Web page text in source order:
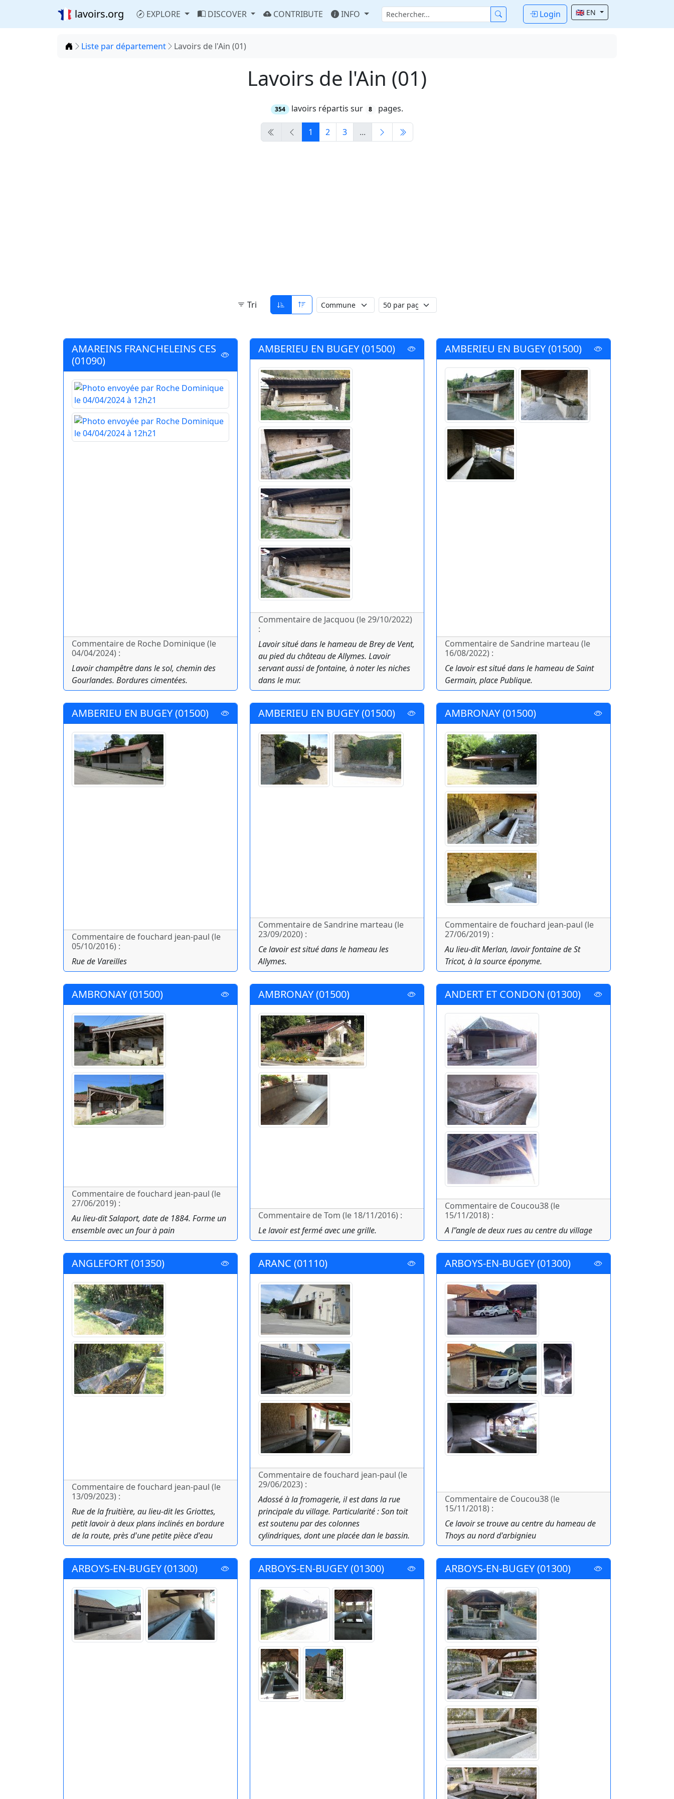
lavoirs.org EXPLORE DISCOVER CONTRIBUTE INFO Login 🇬🇧 EN
Accueil
Liste par département Lavoirs de l'Ain (01)
Lavoirs de l'Ain (01)
354 lavoirs répartis sur 8 pages.
1 2 3 ...
Tri
AMAREINS FRANCHELEINS CES
(01090)
Commentaire de Roche Dominique (le
04/04/2024) :
Lavoir champêtre dans le sol, chemin des
Gourlandes. Bordures cimentées.
AMBERIEU EN BUGEY (01500)
Commentaire de Jacquou (le 29/10/2022)
:
Lavoir situé dans le hameau de Brey de Vent,
au pied du château de Allymes. Lavoir
servant aussi de fontaine, à noter les niches
dans le mur.
AMBERIEU EN BUGEY (01500)
Commentaire de Sandrine marteau (le
16/08/2022) :
Ce lavoir est situé dans le hameau de Saint
Germain, place Publique.
AMBERIEU EN BUGEY (01500)
Commentaire de fouchard jean-paul (le
05/10/2016) :
Rue de Vareilles
AMBERIEU EN BUGEY (01500)
Commentaire de Sandrine marteau (le
23/09/2020) :
Ce lavoir est situé dans le hameau les
Allymes.
AMBRONAY (01500)
Commentaire de fouchard jean-paul (le
27/06/2019) :
Au lieu-dit Merlan, lavoir fontaine de St
Tricot, à la source éponyme.
AMBRONAY (01500)
Commentaire de fouchard jean-paul (le
27/06/2019) :
Au lieu-dit Salaport, date de 1884. Forme un
ensemble avec un four à pain
AMBRONAY (01500)
Commentaire de Tom (le 18/11/2016) :
Le lavoir est fermé avec une grille.
ANDERT ET CONDON (01300)
Commentaire de Coucou38 (le
15/11/2018) :
A l"angle de deux rues au centre du village
ANGLEFORT (01350)
Commentaire de fouchard jean-paul (le
13/09/2023) :
Rue de la fruitière, au lieu-dit les Griottes,
petit lavoir à deux plans inclinés en bordure
de la route, près d'une petite pièce d'eau
ARANC (01110)
Commentaire de fouchard jean-paul (le
29/06/2023) :
Adossé à la fromagerie, il est dans la rue
principale du village. Particularité : Son toit
est soutenu par des colonnes
cylindriques, dont une placée dan le bassin.
ARBOYS-EN-BUGEY (01300)
Commentaire de Coucou38 (le
15/11/2018) :
Ce lavoir se trouve au centre du hameau de
Thoys au nord d'arbignieu
ARBOYS-EN-BUGEY (01300) ARBOYS-EN-BUGEY (01300) ARBOYS-EN-BUGEY (01300)